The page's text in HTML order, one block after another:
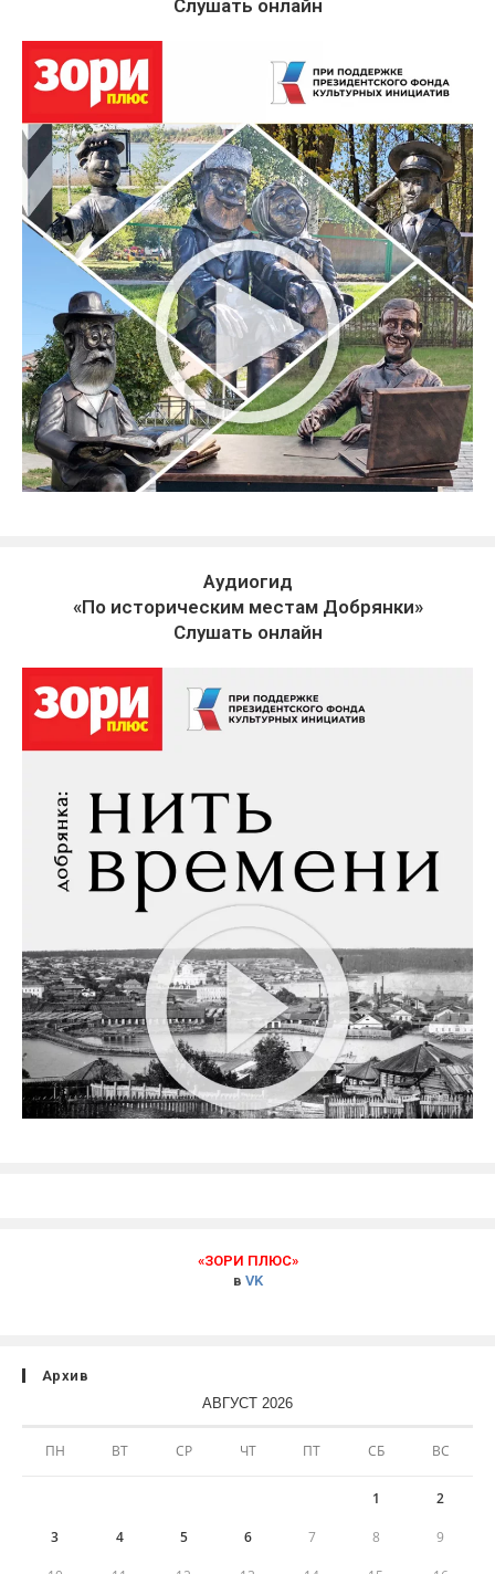
Слушать онлайн
Аудиогид
«По историческим местам Добрянки»
Слушать онлайн
«ЗОРИ ПЛЮС»
в VK
Архив
АВГУСТ 2026
ПН ВТ СР ЧТ ПТ СБ ВС
1 2
3 4 5 6 7 8 9